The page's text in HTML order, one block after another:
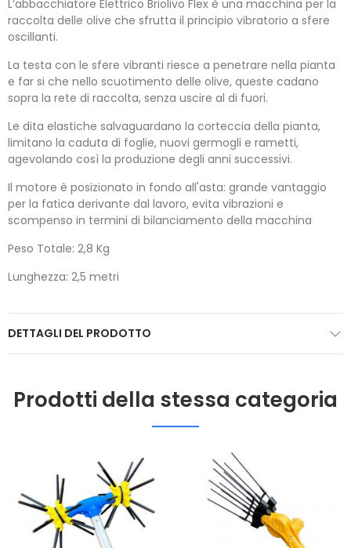
L’abbacchiatore Elettrico Briolivo Flex è una macchina per la
raccolta delle olive che sfrutta il principio vibratorio a sfere
oscillanti.
La testa con le sfere vibranti riesce a penetrare nella pianta
e far si che nello scuotimento delle olive, queste cadano
sopra la rete di raccolta, senza uscire al di fuori.
Le dita elastiche salvaguardano la corteccia della pianta,
limitano la caduta di foglie, nuovi germogli e rametti,
agevolando così la produzione degli anni successivi.
Il motore è posizionato in fondo all'asta: grande vantaggio
per la fatica derivante dal lavoro, evita vibrazioni e
scompenso in termini di bilanciamento della macchina
Peso Totale: 2,8 Kg
Lunghezza: 2,5 metri
DETTAGLI DEL PRODOTTO
Prodotti della stessa categoria